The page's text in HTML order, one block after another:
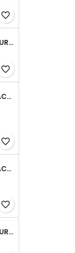
favorite_border
CHARM BIJOU POUR BRACELET COLLECTION STAR WARS
favorite_border
CHARM POUR BRACELET INITIALE LETTRE PRÉNOM ALPHABET FLEUR
favorite_border
CHARM POUR BRACELET BOULE LETTRE ALPHABET PRÉNOM
favorite_border
CHARM BIJOU POUR BRACELET COLLECTION DESSIN ANIMÉ